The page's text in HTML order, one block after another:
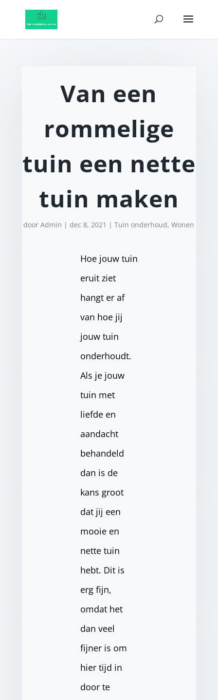
Van een
rommelige
tuin een nette
tuin maken
doorAdmin | dec 8, 2021 |Tuin onderhoud,Wonen
Hoe jouw tuin
eruit ziet
hangt er af
van hoe jij
jouw tuin
onderhoudt.
Als je jouw
tuin met
liefde en
aandacht
behandeld
dan is de
kans groot
dat jij een
mooie en
nette tuin
hebt. Dit is
erg fijn,
omdat het
dan veel
fijner is om
hier tijd in
door te